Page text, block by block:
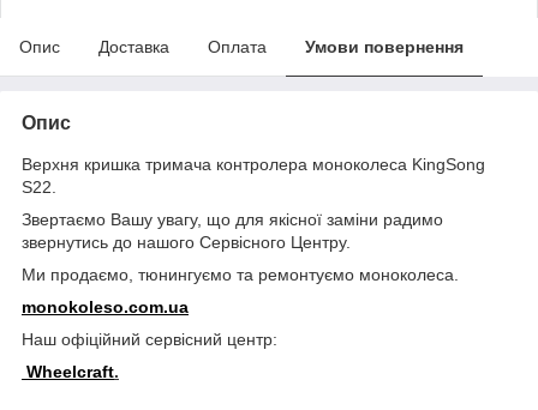
Опис Доставка Оплата Умови повернення
Опис
Верхня кришка тримача контролера моноколеса KingSong
S22.
Звертаємо Вашу увагу, що для якісної заміни радимо
звернутись до нашого Сервісного Центру.
Ми продаємо, тюнингуємо та ремонтуємо моноколеса.
monokoleso.com.ua
Наш офіційний сервісний центр:
Wheelcraft.